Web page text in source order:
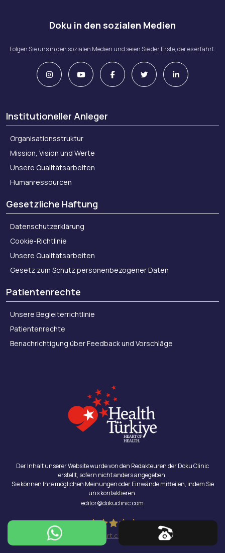
Doku in den sozialen Medien
Folgen Sie uns in den sozialen Medien und seien Sie der Erste, der es erfährt.
Institutioneller Anleger
Organisationsstruktur
Mission, Vision und Werte
Unsere Qualitätsarbeiten
Humanressourcen
Gesetzliche Haftung
Datenschutzerklärung
Cookie-Richtlinie
Unsere Qualitätsarbeiten
Gesetz zum Schutz personenbezogener Daten
Patientenrechte
Unsere Begleiterrichtlinie
Patientenrechte
Benachrichtigung über Feedback und Vorschläge
Der Inhalt unserer Website wurde von den Redakteuren der Doku Clinic
erstellt, sofern nicht anders angegeben.
Sie können Ihre möglichen Meinungen oder Einwände mitteilen, indem Sie
uns kontaktieren.
editor@dokuclinic.com
1165 ProvenExpert.com'daki Yorumlar